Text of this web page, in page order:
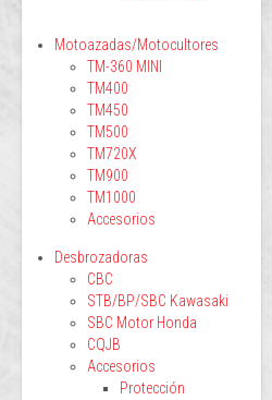
Motoazadas/Motocultores
TM-360 MINI
TM400
TM450
TM500
TM720X
TM900
TM1000
Accesorios
Desbrozadoras
CBC
STB/BP/SBC Kawasaki
SBC Motor Honda
CQJB
Accesorios
Protección